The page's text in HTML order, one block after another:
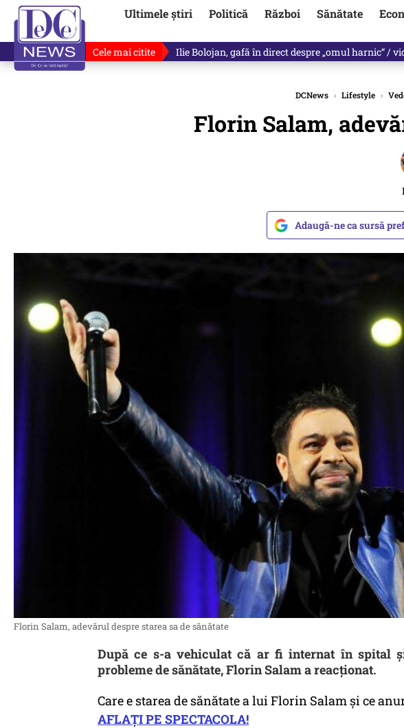
Ultimele știri Politică Război Sănătate
Cele mai citite „Dacă facem treaba asta, s-a ales praful de tot!”
DCNews › Lifestyle ›
Florin Salam,
Adaugă-ne ca sursă
Florin Salam, adevărul despre starea sa de sănătate
După ce s-a vehiculat că ar fi internat în spital
probleme de sănătate, Florin Salam a reacționat.
Care e starea de sănătate a lui Florin Salam și ce
AFLAȚI PE SPECTACOLA!